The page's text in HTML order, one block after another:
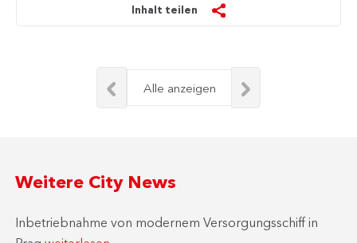
Inhalt teilen
Alle anzeigen
Weitere City News
Inbetriebnahme von modernem Versorgungsschiff in